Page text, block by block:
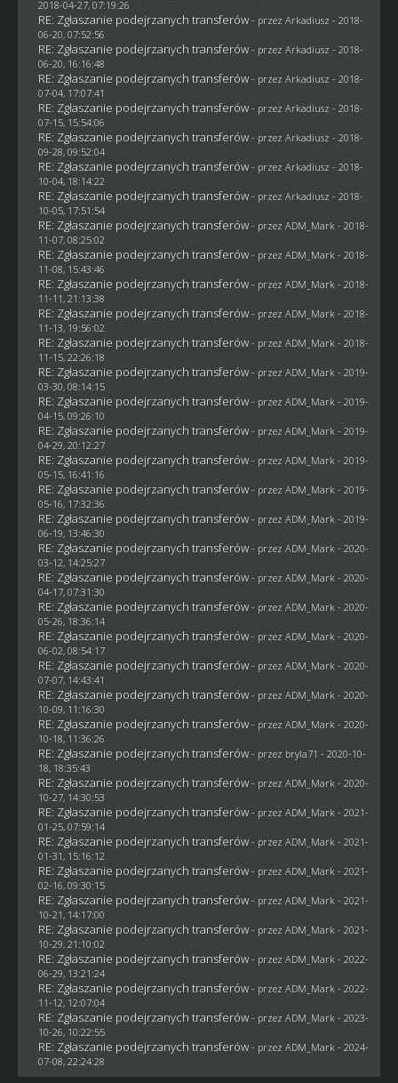
2018-04-27, 07:19:26
RE: Zgłaszanie podejrzanych transferów - przez Arkadiusz - 2018-
06-20, 07:52:56
RE: Zgłaszanie podejrzanych transferów - przez Arkadiusz - 2018-
06-20, 16:16:48
RE: Zgłaszanie podejrzanych transferów - przez Arkadiusz - 2018-
07-04, 17:07:41
RE: Zgłaszanie podejrzanych transferów - przez Arkadiusz - 2018-
07-15, 15:54:06
RE: Zgłaszanie podejrzanych transferów - przez Arkadiusz - 2018-
09-28, 09:52:04
RE: Zgłaszanie podejrzanych transferów - przez Arkadiusz - 2018-
10-04, 18:14:22
RE: Zgłaszanie podejrzanych transferów - przez Arkadiusz - 2018-
10-05, 17:51:54
RE: Zgłaszanie podejrzanych transferów - przez ADM_Mark- 2018-
11-07, 08:25:02
RE: Zgłaszanie podejrzanych transferów - przez ADM_Mark- 2018-
11-08, 15:43:46
RE: Zgłaszanie podejrzanych transferów - przez ADM_Mark- 2018-
11-11, 21:13:38
RE: Zgłaszanie podejrzanych transferów - przez ADM_Mark- 2018-
11-13, 19:56:02
RE: Zgłaszanie podejrzanych transferów - przez ADM_Mark- 2018-
11-15, 22:26:18
RE: Zgłaszanie podejrzanych transferów - przez ADM_Mark- 2019-
03-30, 08:14:15
RE: Zgłaszanie podejrzanych transferów - przez ADM_Mark- 2019-
04-15, 09:26:10
RE: Zgłaszanie podejrzanych transferów - przez ADM_Mark- 2019-
04-29, 20:12:27
RE: Zgłaszanie podejrzanych transferów - przez ADM_Mark- 2019-
05-15, 16:41:16
RE: Zgłaszanie podejrzanych transferów - przez ADM_Mark- 2019-
05-16, 17:32:36
RE: Zgłaszanie podejrzanych transferów - przez ADM_Mark- 2019-
06-19, 13:46:30
RE: Zgłaszanie podejrzanych transferów - przez ADM_Mark- 2020-
03-12, 14:25:27
RE: Zgłaszanie podejrzanych transferów - przez ADM_Mark- 2020-
04-17, 07:31:30
RE: Zgłaszanie podejrzanych transferów - przez ADM_Mark- 2020-
05-26, 18:36:14
RE: Zgłaszanie podejrzanych transferów - przez ADM_Mark- 2020-
06-02, 08:54:17
RE: Zgłaszanie podejrzanych transferów - przez ADM_Mark- 2020-
07-07, 14:43:41
RE: Zgłaszanie podejrzanych transferów - przez ADM_Mark- 2020-
10-09, 11:16:30
RE: Zgłaszanie podejrzanych transferów - przez ADM_Mark- 2020-
10-18, 11:36:26
RE: Zgłaszanie podejrzanych transferów - przez bryla71 - 2020-10-
18, 18:35:43
RE: Zgłaszanie podejrzanych transferów - przez ADM_Mark- 2020-
10-27, 14:30:53
RE: Zgłaszanie podejrzanych transferów - przez ADM_Mark- 2021-
01-25, 07:59:14
RE: Zgłaszanie podejrzanych transferów - przez ADM_Mark- 2021-
01-31, 15:16:12
RE: Zgłaszanie podejrzanych transferów - przez ADM_Mark- 2021-
02-16, 09:30:15
RE: Zgłaszanie podejrzanych transferów - przez ADM_Mark- 2021-
10-21, 14:17:00
RE: Zgłaszanie podejrzanych transferów - przez ADM_Mark- 2021-
10-29, 21:10:02
RE: Zgłaszanie podejrzanych transferów - przez ADM_Mark- 2022-
06-29, 13:21:24
RE: Zgłaszanie podejrzanych transferów - przez ADM_Mark- 2022-
11-12, 12:07:04
RE: Zgłaszanie podejrzanych transferów - przez ADM_Mark- 2023-
10-26, 10:22:55
RE: Zgłaszanie podejrzanych transferów - przez ADM_Mark- 2024-
07-08, 22:24:28